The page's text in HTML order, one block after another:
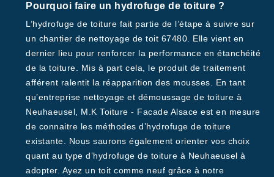
Pourquoi faire un hydrofuge de toiture ?
L’hydrofuge de toiture fait partie de l’étape à suivre sur
un chantier de nettoyage de toit 67480. Elle vient en
dernier lieu pour renforcer la performance en étanchéité
de la toiture. Mis à part cela, le produit de traitement
afférent ralentit la réapparition des mousses. En tant
qu’entreprise nettoyage et démoussage de toiture à
Neuhaeusel, M.K Toiture - Facade Alsace est en mesure
de connaitre les méthodes d’hydrofuge de toiture
existante. Nous saurons également orienter vos choix
quant au type d’hydrofuge de toiture à Neuhaeusel à
adopter. Ayez un toit comme neuf grâce à notre